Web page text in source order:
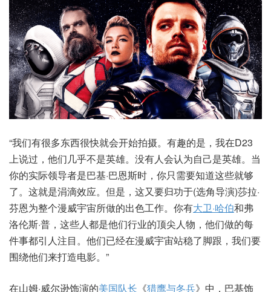
“我们有很多东西很快就会开始拍摄。有趣的是，我在D23
上说过，他们几乎不是英雄。没有人会认为自己是英雄。当
你的实际领导者是巴基·巴恩斯时，你只需要知道这些就够
了。这就是涓滴效应。但是，这又要归功于(选角导演)莎拉·
芬恩为整个漫威宇宙所做的出色工作。你有大卫·哈伯和弗
洛伦斯·普，这些人都是他们行业的顶尖人物，他们做的每
件事都引人注目。他们已经在漫威宇宙站稳了脚跟，我们要
围绕他们来打造电影。”
在山姆·威尔逊饰演的美国队长 《猎鹰与冬兵》中，巴基饰